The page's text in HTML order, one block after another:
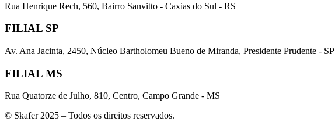
Rua Henrique Rech, 560, Bairro Sanvitto - Caxias do Sul - RS
FILIAL SP
Av. Ana Jacinta, 2450, Núcleo Bartholomeu Bueno de Miranda, Presidente Prudente - SP
FILIAL MS
Rua Quatorze de Julho, 810, Centro, Campo Grande - MS
© Skafer 2025 – Todos os direitos reservados.